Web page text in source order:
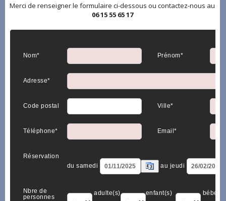
Merci de renseigner le formulaire ci-dessous ou contactez-nous au
06 15 55 65 17
Nom* Prénom*
Adresse*
Code postal Ville*
Téléphone* Email*
Réservation
du samedi
au jeudi
Nbre de
personnes
adulte(s) enfant(s) bébé(s)